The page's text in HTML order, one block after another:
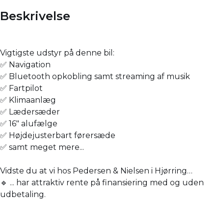
Beskrivelse
Vigtigste udstyr på denne bil:
✅ Navigation
✅ Bluetooth opkobling samt streaming af musik
✅ Fartpilot
✅ Klimaanlæg
✅ Lædersæder
✅ 16" alufælge
✅ Højdejusterbart førersæde
✅ samt meget mere...
Vidste du at vi hos Pedersen & Nielsen i Hjørring…
🔹 ... har attraktiv rente på finansiering med og uden
udbetaling.